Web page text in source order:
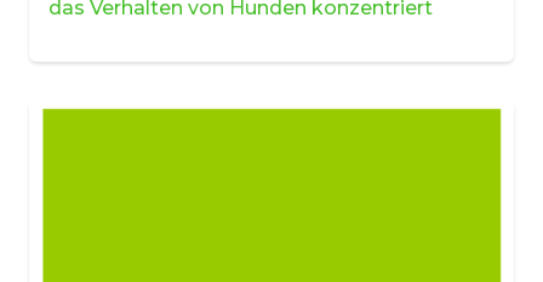
das Verhalten von Hunden konzentriert